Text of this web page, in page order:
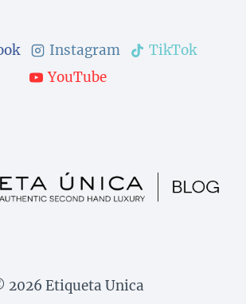
Instagram
TikTok
YouTube
2026 Etiqueta Unica